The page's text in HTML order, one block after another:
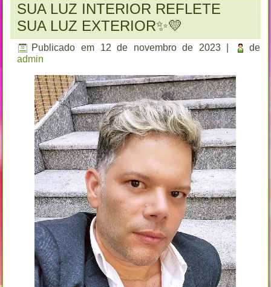
SUA LUZ INTERIOR REFLETE
SUA LUZ EXTERIOR✨💛
Publicado em 12 de novembro de 2023|
de
admin